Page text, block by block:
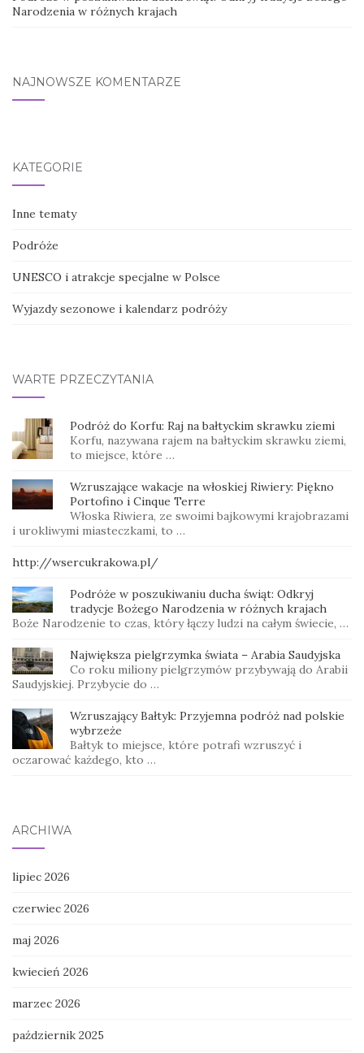
Narodzenia w różnych krajach
NAJNOWSZE KOMENTARZE
KATEGORIE
Inne tematy
Podróże
UNESCO i atrakcje specjalne w Polsce
Wyjazdy sezonowe i kalendarz podróży
WARTE PRZECZYTANIA
Podróż do Korfu: Raj na bałtyckim skrawku ziemi
Korfu, nazywana rajem na bałtyckim skrawku ziemi,
to miejsce, które …
Wzruszające wakacje na włoskiej Riwiery: Piękno
Portofino i Cinque Terre
Włoska Riwiera, ze swoimi bajkowymi krajobrazami
i urokliwymi miasteczkami, to …
http://wsercukrakowa.pl/
Podróże w poszukiwaniu ducha świąt: Odkryj
tradycje Bożego Narodzenia w różnych krajach
Boże Narodzenie to czas, który łączy ludzi na całym świecie, …
Największa pielgrzymka świata – Arabia Saudyjska
Co roku miliony pielgrzymów przybywają do Arabii
Saudyjskiej. Przybycie do …
Wzruszający Bałtyk: Przyjemna podróż nad polskie
wybrzeże
Bałtyk to miejsce, które potrafi wzruszyć i
oczarować każdego, kto …
ARCHIWA
lipiec 2026
czerwiec 2026
maj 2026
kwiecień 2026
marzec 2026
październik 2025